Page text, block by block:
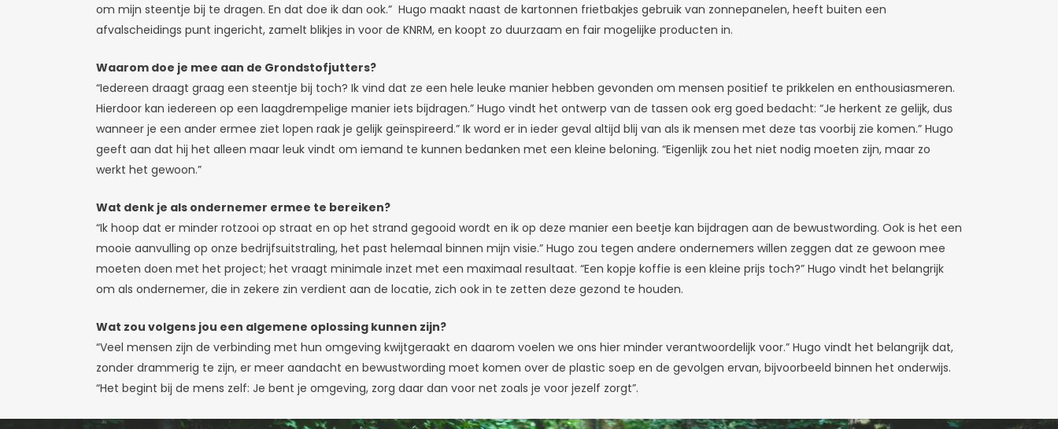
om mijn steentje bij te dragen. En dat doe ik dan ook.” Hugo maakt naast de kartonnen frietbakjes gebruik van zonnepanelen, heeft buiten een
afvalscheidings punt ingericht, zamelt blikjes in voor de KNRM, en koopt zo duurzaam en fair mogelijke producten in.
Waarom doe je mee aan de Grondstofjutters?
“Iedereen draagt graag een steentje bij toch? Ik vind dat ze een hele leuke manier hebben gevonden om mensen positief te prikkelen en enthousiasmeren.
Hierdoor kan iedereen op een laagdrempelige manier iets bijdragen.” Hugo vindt het ontwerp van de tassen ook erg goed bedacht: “Je herkent ze gelijk, dus
wanneer je een ander ermee ziet lopen raak je gelijk geïnspireerd.” Ik word er in ieder geval altijd blij van als ik mensen met deze tas voorbij zie komen.” Hugo
geeft aan dat hij het alleen maar leuk vindt om iemand te kunnen bedanken met een kleine beloning. “Eigenlijk zou het niet nodig moeten zijn, maar zo
werkt het gewoon.”
Wat denk je als ondernemer ermee te bereiken?
“Ik hoop dat er minder rotzooi op straat en op het strand gegooid wordt en ik op deze manier een beetje kan bijdragen aan de bewustwording. Ook is het een
mooie aanvulling op onze bedrijfsuitstraling, het past helemaal binnen mijn visie.” Hugo zou tegen andere ondernemers willen zeggen dat ze gewoon mee
moeten doen met het project; het vraagt minimale inzet met een maximaal resultaat. “Een kopje koffie is een kleine prijs toch?” Hugo vindt het belangrijk
om als ondernemer, die in zekere zin verdient aan de locatie, zich ook in te zetten deze gezond te houden.
Wat zou volgens jou een algemene oplossing kunnen zijn?
“Veel mensen zijn de verbinding met hun omgeving kwijtgeraakt en daarom voelen we ons hier minder verantwoordelijk voor.” Hugo vindt het belangrijk dat,
zonder drammerig te zijn, er meer aandacht en bewustwording moet komen over de plastic soep en de gevolgen ervan, bijvoorbeeld binnen het onderwijs.
“Het begint bij de mens zelf: Je bent je omgeving, zorg daar dan voor net zoals je voor jezelf zorgt”.